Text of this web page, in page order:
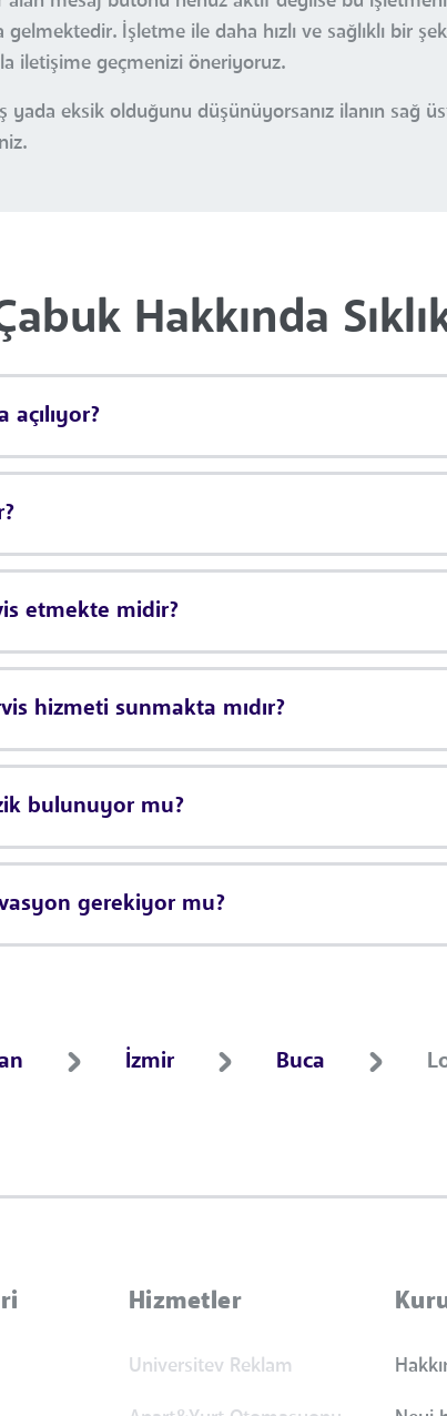
İşletme ile daha hızlı ve sağlıklı bir
iletişime geçmenizi öneriyoruz.
eksik olduğunu düşünüyorsanız ilanın sağ
Hakkında
etmekte midir?
hizmeti sunmakta mıdır?
bulunuyor mu?
gerekiyor mu?
İzmir Buca
Hizmetler
Universitev Reklam